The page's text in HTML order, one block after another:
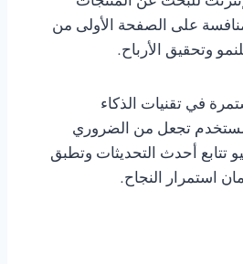
على الصفحة الأولى من
وتحقيق الأرباح.
في تقنيات الذكاء
تجعل من الضروري
تتابع أحدث التحديثات وتطبق
استمرار النجاح.